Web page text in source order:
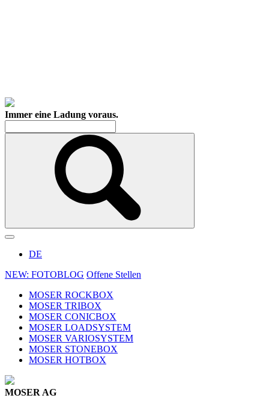
Immer eine Ladung voraus.
DE
NEW: FOTOBLOG Offene Stellen
MOSER ROCKBOX
MOSER TRIBOX
MOSER CONICBOX
MOSER LOADSYSTEM
MOSER VARIOSYSTEM
MOSER STONEBOX
MOSER HOTBOX
MOSER AG